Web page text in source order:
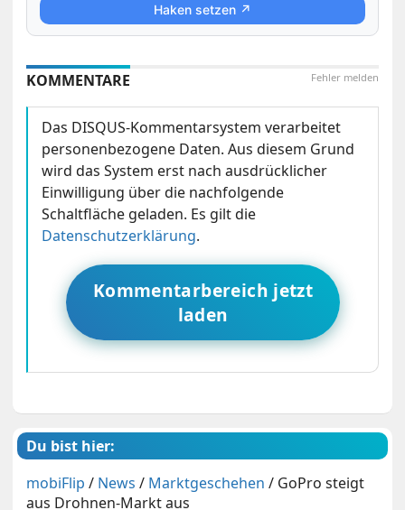
Haken setzen ↗
Fehler melden
KOMMENTARE
Das DISQUS-Kommentarsystem verarbeitet
personenbezogene Daten. Aus diesem Grund
wird das System erst nach ausdrücklicher
Einwilligung über die nachfolgende
Schaltfläche geladen. Es gilt die
Datenschutzerklärung.
Kommentarbereich jetzt
laden
Du bist hier:
mobiFlip / News / Marktgeschehen / GoPro steigt
aus Drohnen-Markt aus